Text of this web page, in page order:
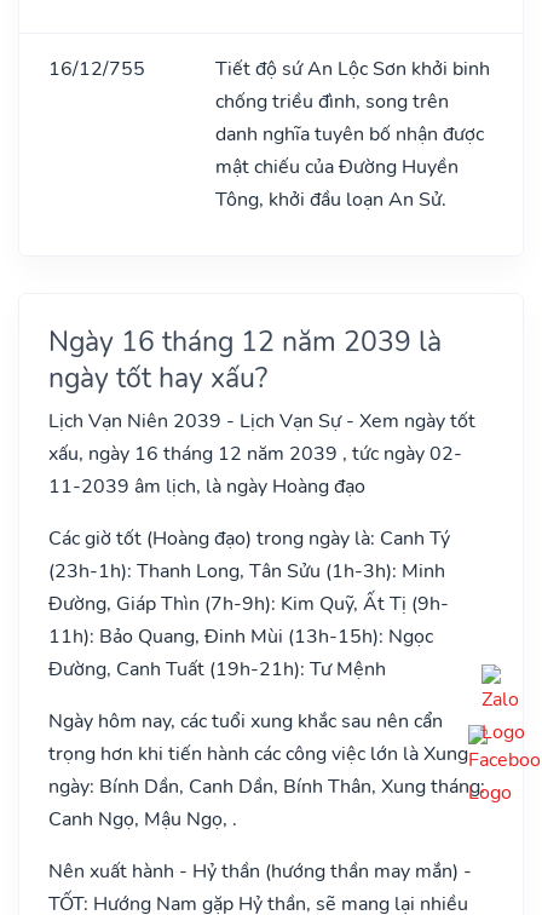
16/12/755
Tiết độ sứ An Lộc Sơn khởi binh
chống triều đình, song trên
danh nghĩa tuyên bố nhận được
mật chiếu của Đường Huyền
Tông, khởi đầu loạn An Sử.
Ngày 16 tháng 12 năm 2039 là
ngày tốt hay xấu?
Lịch Vạn Niên 2039 - Lịch Vạn Sự - Xem ngày tốt
xấu, ngày 16 tháng 12 năm 2039 , tức ngày 02-
11-2039 âm lịch, là ngày Hoàng đạo
Các giờ tốt (Hoàng đạo) trong ngày là: Canh Tý
(23h-1h): Thanh Long, Tân Sửu (1h-3h): Minh
Đường, Giáp Thìn (7h-9h): Kim Quỹ, Ất Tị (9h-
11h): Bảo Quang, Đinh Mùi (13h-15h): Ngọc
Đường, Canh Tuất (19h-21h): Tư Mệnh
Ngày hôm nay, các tuổi xung khắc sau nên cẩn
trọng hơn khi tiến hành các công việc lớn là Xung
ngày: Bính Dần, Canh Dần, Bính Thân, Xung tháng:
Canh Ngọ, Mậu Ngọ, .
Nên xuất hành - Hỷ thần (hướng thần may mắn) -
TỐT: Hướng Nam gặp Hỷ thần, sẽ mang lại nhiều